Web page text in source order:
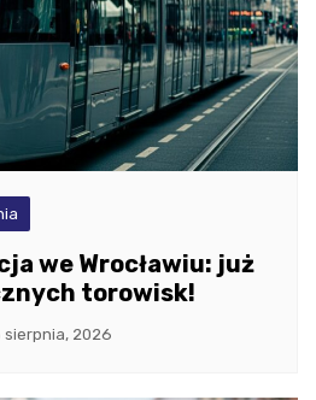
we Wrocławiu: już
torowisk!
sierpnia, 2026